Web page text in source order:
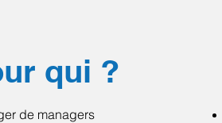
qui ?
de managers